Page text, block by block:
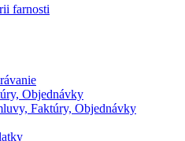
farnosti
Objednávky
Faktúry, Objednávky